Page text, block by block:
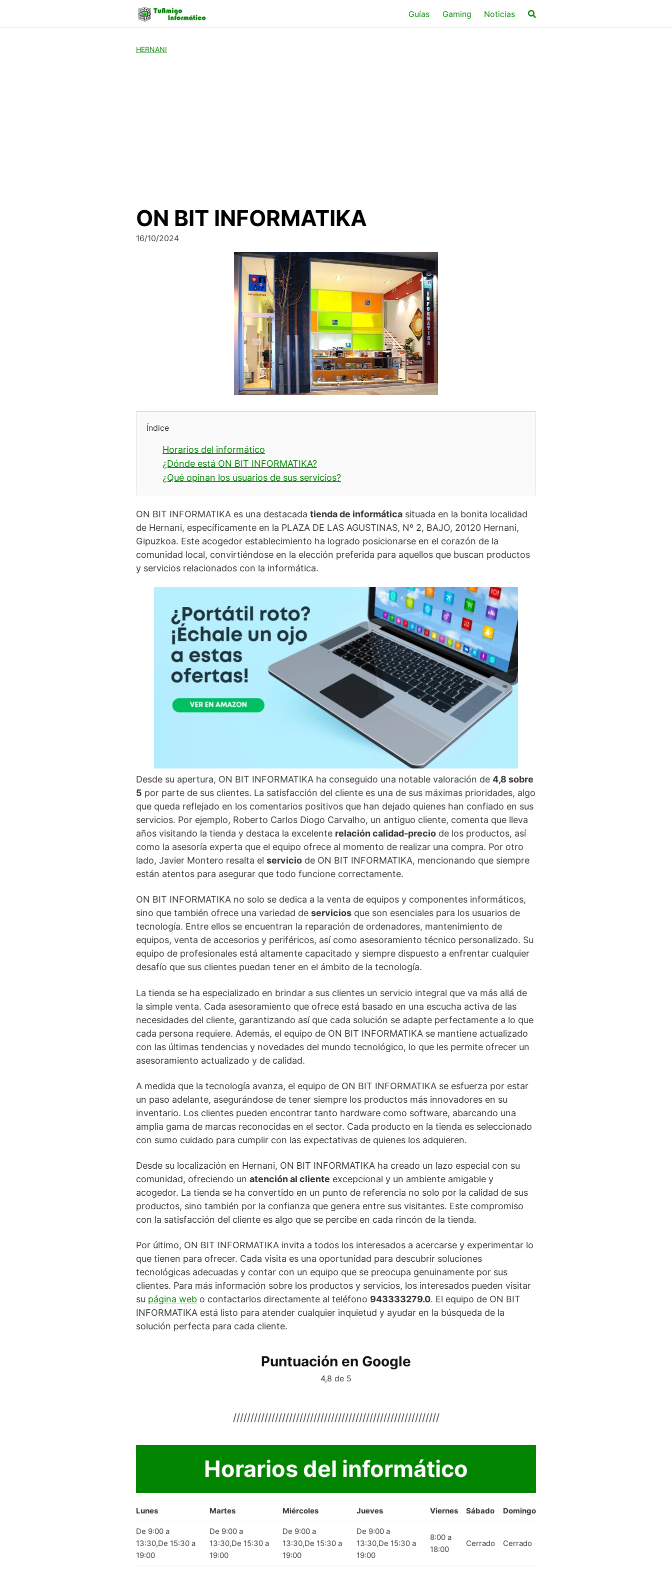
content
Guías Gaming Noticias
HERNANI
ON BIT INFORMATIKA
16/10/2024
Índice
Horarios del informático
¿Dónde está ON BIT INFORMATIKA?
¿Qué opinan los usuarios de sus servicios?
ON BIT INFORMATIKA es una destacada tienda de informática situada en la bonita localidad
de Hernani, específicamente en la PLAZA DE LAS AGUSTINAS, Nº 2, BAJO, 20120 Hernani,
Gipuzkoa. Este acogedor establecimiento ha logrado posicionarse en el corazón de la
comunidad local, convirtiéndose en la elección preferida para aquellos que buscan productos
y servicios relacionados con la informática.
Desde su apertura, ON BIT INFORMATIKA ha conseguido una notable valoración de 4,8 sobre
5 por parte de sus clientes. La satisfacción del cliente es una de sus máximas prioridades, algo
que queda reflejado en los comentarios positivos que han dejado quienes han confiado en sus
servicios. Por ejemplo, Roberto Carlos Diogo Carvalho, un antiguo cliente, comenta que lleva
años visitando la tienda y destaca la excelente relación calidad-precio de los productos, así
como la asesoría experta que el equipo ofrece al momento de realizar una compra. Por otro
lado, Javier Montero resalta el servicio de ON BIT INFORMATIKA, mencionando que siempre
están atentos para asegurar que todo funcione correctamente.
ON BIT INFORMATIKA no solo se dedica a la venta de equipos y componentes informáticos,
sino que también ofrece una variedad de servicios que son esenciales para los usuarios de
tecnología. Entre ellos se encuentran la reparación de ordenadores, mantenimiento de
equipos, venta de accesorios y periféricos, así como asesoramiento técnico personalizado. Su
equipo de profesionales está altamente capacitado y siempre dispuesto a enfrentar cualquier
desafío que sus clientes puedan tener en el ámbito de la tecnología.
La tienda se ha especializado en brindar a sus clientes un servicio integral que va más allá de
la simple venta. Cada asesoramiento que ofrece está basado en una escucha activa de las
necesidades del cliente, garantizando así que cada solución se adapte perfectamente a lo que
cada persona requiere. Además, el equipo de ON BIT INFORMATIKA se mantiene actualizado
con las últimas tendencias y novedades del mundo tecnológico, lo que les permite ofrecer un
asesoramiento actualizado y de calidad.
A medida que la tecnología avanza, el equipo de ON BIT INFORMATIKA se esfuerza por estar
un paso adelante, asegurándose de tener siempre los productos más innovadores en su
inventario. Los clientes pueden encontrar tanto hardware como software, abarcando una
amplia gama de marcas reconocidas en el sector. Cada producto en la tienda es seleccionado
con sumo cuidado para cumplir con las expectativas de quienes los adquieren.
Desde su localización en Hernani, ON BIT INFORMATIKA ha creado un lazo especial con su
comunidad, ofreciendo un atención al cliente excepcional y un ambiente amigable y
acogedor. La tienda se ha convertido en un punto de referencia no solo por la calidad de sus
productos, sino también por la confianza que genera entre sus visitantes. Este compromiso
con la satisfacción del cliente es algo que se percibe en cada rincón de la tienda.
Por último, ON BIT INFORMATIKA invita a todos los interesados a acercarse y experimentar lo
que tienen para ofrecer. Cada visita es una oportunidad para descubrir soluciones
tecnológicas adecuadas y contar con un equipo que se preocupa genuinamente por sus
clientes. Para más información sobre los productos y servicios, los interesados pueden visitar
su página web o contactarlos directamente al teléfono 943333279.0. El equipo de ON BIT
INFORMATIKA está listo para atender cualquier inquietud y ayudar en la búsqueda de la
solución perfecta para cada cliente.
Puntuación en Google
4,8 de 5
///////////////////////////////////////////////////////////
Horarios del informático
Lunes Martes Miércoles Jueves Viernes Sábado Domingo
De 9:00 a
13:30,De 15:30 a
19:00
De 9:00 a
13:30,De 15:30 a
19:00
De 9:00 a
13:30,De 15:30 a
19:00
De 9:00 a
13:30,De 15:30 a
19:00
8:00 a
18:00
Cerrado Cerrado